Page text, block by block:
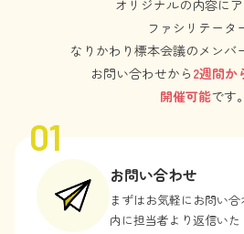
オリジナルの内容にア
ファシリテータ
なりかわり標本会議のメンバ
お問い合わせから 2週間か
開催可能です。
01
お問い合わせ
まずはお気軽にお問い
内に担当者より返信いた